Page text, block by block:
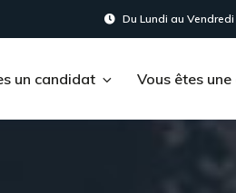
Du Lundi au
un candidat Vous êtes